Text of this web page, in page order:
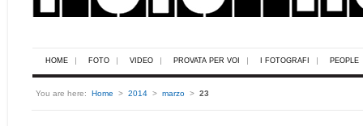
HOME FOTO VIDEO PROVATA PER VOI I FOTOGRAFI PEOPLE
You are here: Home > 2014 > marzo > 23